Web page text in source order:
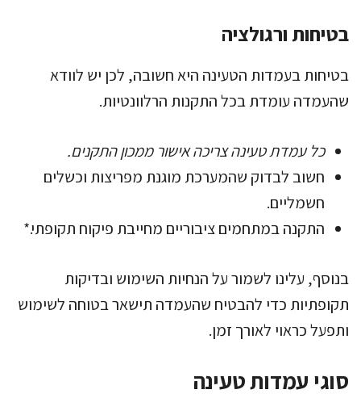
בטיחות ורגולציה
בטיחות בעמדות הטעינה היא חשובה, לכן יש לוודא
שהעמדה עומדת בכל התקנות הרלוונטיות.
כל עמדת טעינה צריכה אישור ממכון התקנים.
חשוב לבדוק שהמערכת מוגנת מפריצות וכשלים
חשמליים.
התקנה במתחמים ציבוריים מחייבת פיקוח תקופתי.*
בנוסף, עלינו לשמור על הנחיות השימוש ובדיקות
תקופתיות כדי להבטיח שהעמדה תישאר בטוחה לשימוש
ותפעל כראוי לאורך זמן.
סוגי עמדות טעינה